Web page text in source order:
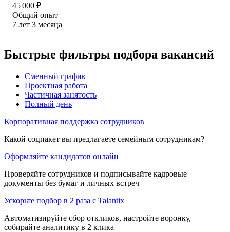
45 000 ₽
Общий опыт
7 лет 3 месяца
Быстрые фильтры подбора вакансий
Сменный график
Проектная работа
Частичная занятость
Полный день
Корпоративная поддержка сотрудников
Какой соцпакет вы предлагаете семейным сотрудникам?
Оформляйте кандидатов онлайн
Проверяйте сотрудников и подписывайте кадровые
документы без бумаг и личных встреч
Ускорьте подбор в 2 раза с Talantix
Автоматизируйте сбор откликов, настройте воронку,
собирайте аналитику в 2 клика